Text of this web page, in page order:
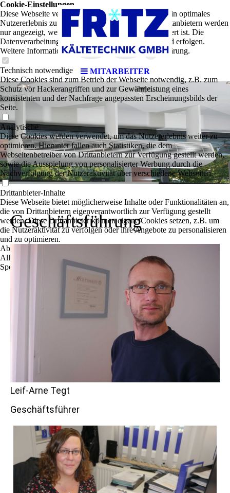
MITARBEITER
ce.
Geschäftsführung
Leif-Arne Tegt
Geschäftsführer
Cookie-Einstellungen
Diese Webseite verwendet Cookies, um Besuchern ein optimales
Nutzererlebnis zu bieten. Bestimmte Inhalte von Drittanbietern werden
nur angezeigt, wenn die entsprechende Option aktiviert ist. Die
Datenverarbeitung kann dann auch in einem Drittland erfolgen.
Weitere Informationen hierzu in der Datenschutzerklärung.
Technisch notwendige
Diese Cookies sind zum Betrieb der Webseite notwendig, z.B. zum
Schutz vor Hackerangriffen und zur Gewährleistung eines
konsistenten und der Nachfrage angepassten Erscheinungsbilds der
Seite.
Analytische
Diese Cookies werden verwendet, um das Nutzererlebnis weiter zu
optimieren. Hierunter fallen auch Statistiken, die dem
Webseitenbetreiber von Drittanbietern zur Verfügung gestellt werden,
sowie die Ausspielung von personalisierter Werbung durch die
Nachverfolgung der Nutzeraktivität über verschiedene Webseiten.
Drittanbieter-Inhalte
Diese Webseite bietet möglicherweise Inhalte oder Funktionalitäten an,
die von Drittanbietern eigenverantwortlich zur Verfügung gestellt
werden. Diese Drittanbieter können eigene Cookies setzen, z.B. um
die Nutzeraktivität zu verfolgen oder ihre Angebote zu personalisieren
und zu optimieren.
Ablehnen
Alle akzeptieren
Speichern